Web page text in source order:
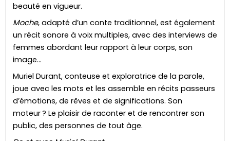
beauté en vigueur.
Moche, adapté d’un conte traditionnel, est également
un récit sonore à voix multiples, avec des interviews de
femmes abordant leur rapport à leur corps, son
image…
Muriel Durant, conteuse et exploratrice de la parole,
joue avec les mots et les assemble en récits passeurs
d’émotions, de rêves et de significations. Son
moteur ? Le plaisir de raconter et de rencontrer son
public, des personnes de tout âge.